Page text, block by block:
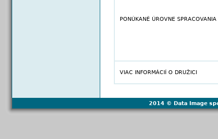
PONÚKANÉ ÚROVNE SPRACOVANIA
VIAC INFORMÁCIÍ O DRUŽICI
2014 © Data Image